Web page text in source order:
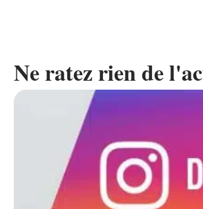
Ne ratez rien de